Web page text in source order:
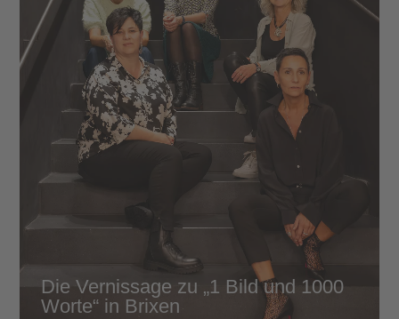
Die Vernissage zu „1 Bild und 1000
Worte“ in Brixen